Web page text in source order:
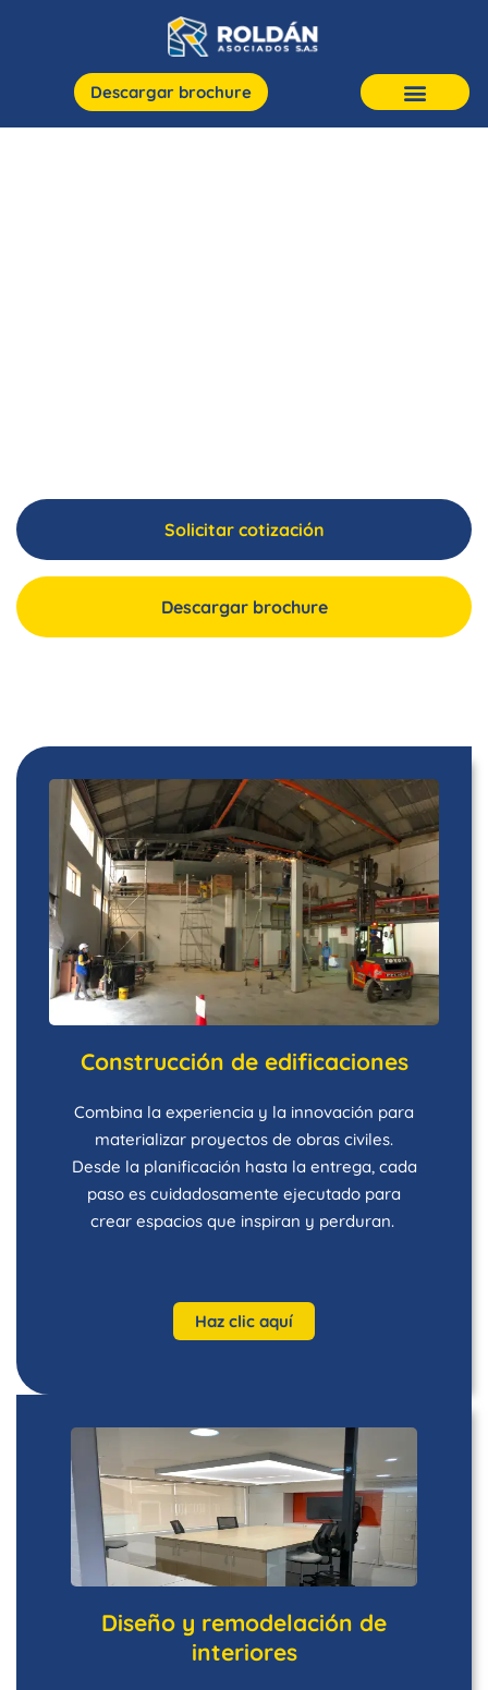
Descargar brochure
Solicitar cotización
Descargar brochure
Construcción de edificaciones
Combina la experiencia y la innovación para
materializar proyectos de obras civiles.
Desde la planificación hasta la entrega, cada
paso es cuidadosamente ejecutado para
crear espacios que inspiran y perduran.
Haz clic aquí
Diseño y remodelación de
interiores